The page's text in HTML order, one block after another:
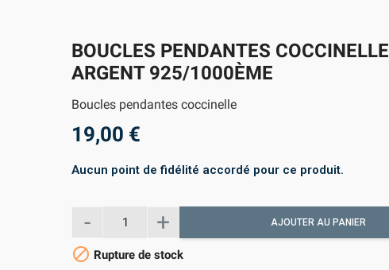
BOUCLES PENDANTES COCCINELLE
ARGENT 925/1000ÈME
Boucles pendantes coccinelle
19,00 €
Aucun point de fidélité accordé pour ce produit.
AJOUTER AU PANIER
 Rupture de stock